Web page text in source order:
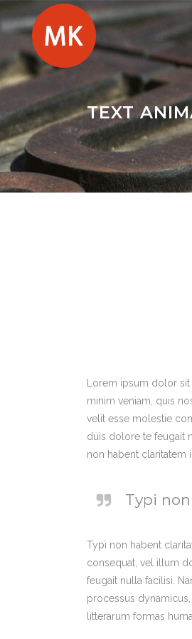
TEXT
Lorem ipsum dolor
minim veniam, quis
velit esse molestie
duis dolore te feugait
non habent claritatem
Typi
Typi non habent
consequat, vel illum
feugait nulla facilisi.
processus
litterarum formas